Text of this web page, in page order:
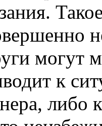
могут
к
либо